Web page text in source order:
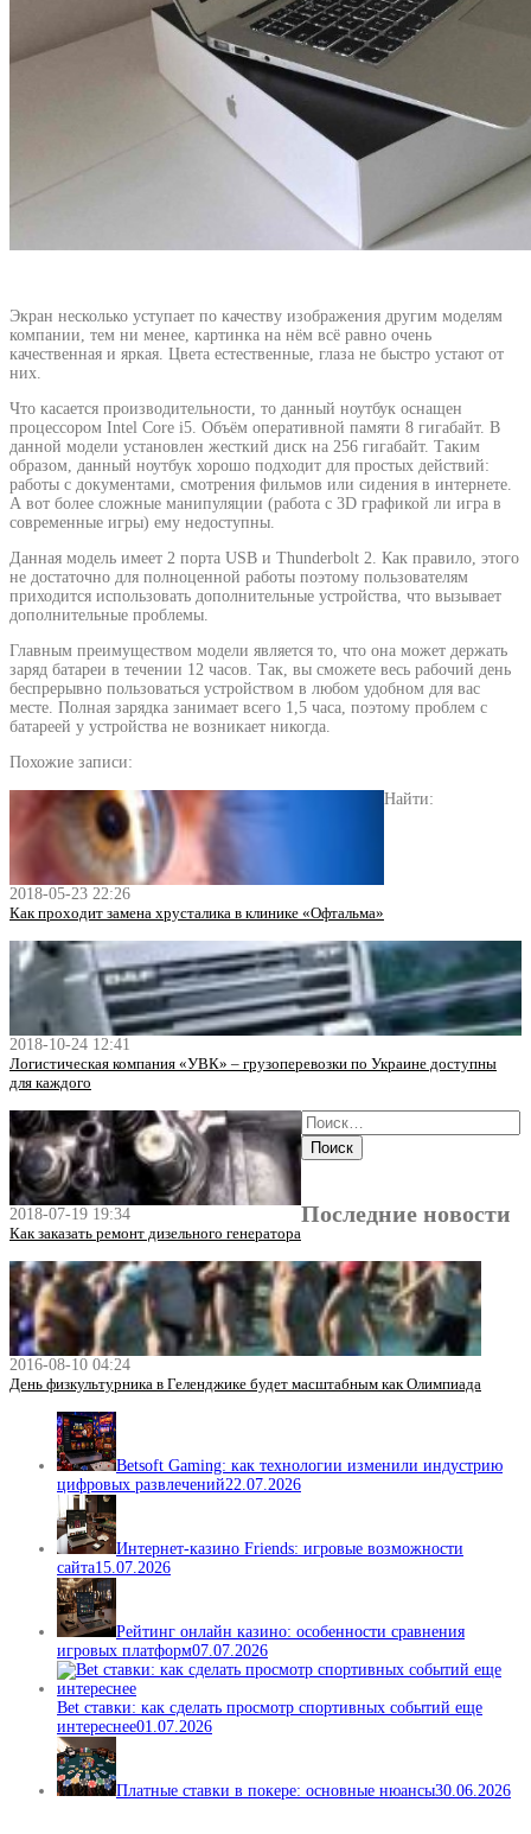
Экран несколько уступает по качеству изображения другим моделям
компании, тем ни менее, картинка на нём всё равно очень
качественная и яркая. Цвета естественные, глаза не быстро устают от
них.
Что касается производительности, то данный ноутбук оснащен
процессором Intel Core i5. Объём оперативной памяти 8 гигабайт. В
данной модели установлен жесткий диск на 256 гигабайт. Таким
образом, данный ноутбук хорошо подходит для простых действий:
работы с документами, смотрения фильмов или сидения в интернете.
А вот более сложные манипуляции (работа с 3D графикой ли игра в
современные игры) ему недоступны.
Данная модель имеет 2 порта USB и Thunderbolt 2. Как правило, этого
не достаточно для полноценной работы поэтому пользователям
приходится использовать дополнительные устройства, что вызывает
дополнительные проблемы.
Главным преимуществом модели является то, что она может держать
заряд батареи в течении 12 часов. Так, вы сможете весь рабочий день
беспрерывно пользоваться устройством в любом удобном для вас
месте. Полная зарядка занимает всего 1,5 часа, поэтому проблем с
батареей у устройства не возникает никогда.
Похожие записи:
2018-05-23 22:26
Как проходит замена хрусталика в клинике «Офтальма»
2018-10-24 12:41
Логистическая компания «УВК» – грузоперевозки по Украине доступны
для каждого
2018-07-19 19:34
Как заказать ремонт дизельного генератора
2016-08-10 04:24
День физкультурника в Геленджике будет масштабным как Олимпиада
Найти:
Последние новости
Betsoft Gaming: как технологии изменили индустрию
цифровых развлечений22.07.2026
Интернет-казино Friends: игровые возможности
сайта15.07.2026
Рейтинг онлайн казино: особенности сравнения
игровых платформ07.07.2026
Bet ставки: как сделать просмотр спортивных событий еще
интереснее01.07.2026
Платные ставки в покере: основные нюансы30.06.2026